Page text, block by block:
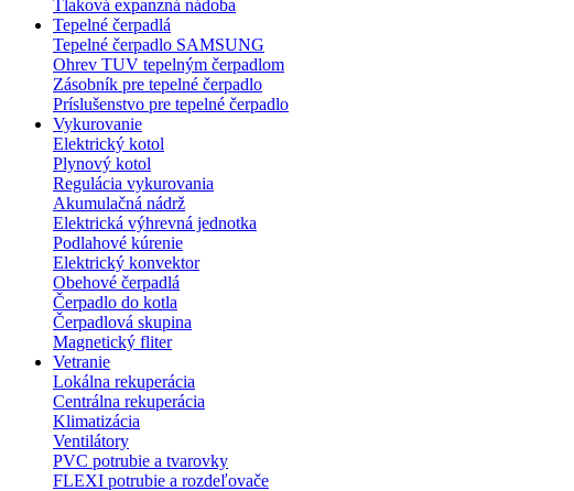
Tlaková expanzná nádoba
Tepelné čerpadlá
Tepelné čerpadlo SAMSUNG
Ohrev TUV tepelným čerpadlom
Zásobník pre tepelné čerpadlo
Príslušenstvo pre tepelné čerpadlo
Vykurovanie
Elektrický kotol
Plynový kotol
Regulácia vykurovania
Akumulačná nádrž
Elektrická výhrevná jednotka
Podlahové kúrenie
Elektrický konvektor
Obehové čerpadlá
Čerpadlo do kotla
Čerpadlová skupina
Magnetický fliter
Vetranie
Lokálna rekuperácia
Centrálna rekuperácia
Klimatizácia
Ventilátory
PVC potrubie a tvarovky
FLEXI potrubie a rozdeľovače